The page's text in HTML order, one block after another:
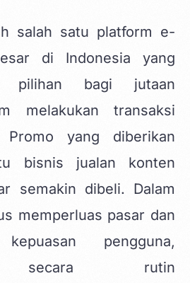
salah satu platform e-
di Indonesia yang
pilihan bagi jutaan
melakukan transaksi
Promo yang diberikan
bisnis jualan konten
semakin dibeli. Dalam
memperluas pasar dan
kepuasan pengguna,
secara rutin